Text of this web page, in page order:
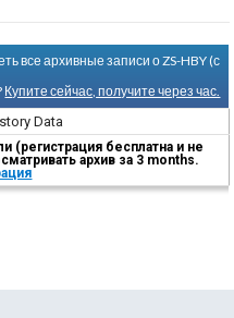
все архивные записи о ZS-HBY (с
Купите сейчас, получите через час.
Data
(регистрация бесплатна и не
архив за 3 months.